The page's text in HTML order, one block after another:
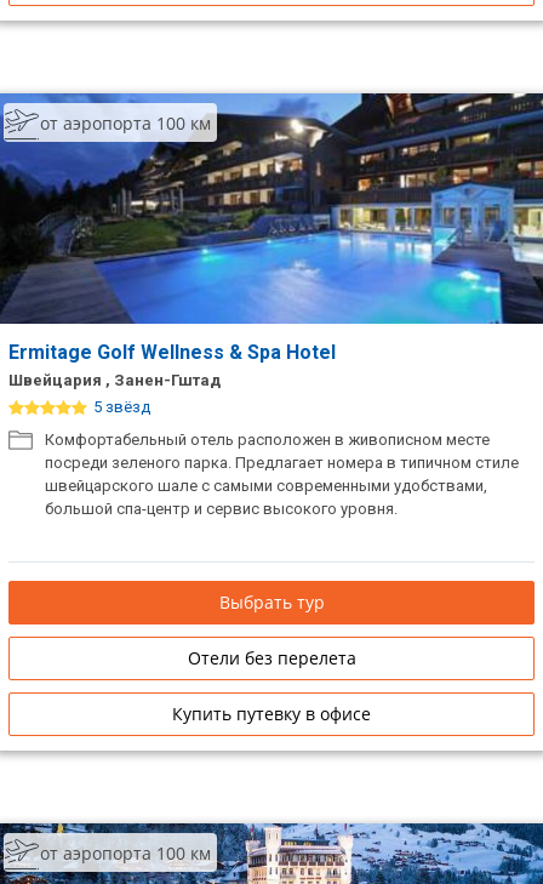
от аэропорта 100 км
Ermitage Golf Wellness & Spa Hotel
Швейцария , Занен-Гштад
5 звёзд
Комфортабельный отель расположен в живописном месте
посреди зеленого парка. Предлагает номера в типичном стиле
швейцарского шале с самыми современными удобствами,
большой спа-центр и сервис высокого уровня.
Выбрать тур
Отели без перелета
Купить путевку в офисе
от аэропорта 100 км